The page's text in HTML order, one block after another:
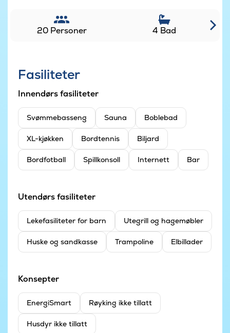
20 Personer 4 Bad
Fasiliteter
Innendørs fasiliteter
Svømmebasseng Sauna Boblebad
XL-kjøkken Bordtennis Biljard
Bordfotball Spillkonsoll Internett Bar
Utendørs fasiliteter
Leke­fasiliteter for barn Utegrill og hagemøbler
Huske og sandkasse Trampoline Elbillader
Konsepter
EnergiSmart Røyking ikke tillatt
Husdyr ikke tillatt